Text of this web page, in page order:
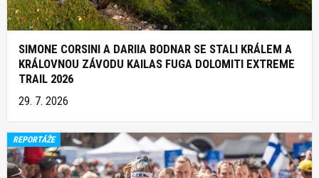
SIMONE CORSINI A DARIIA BODNAR SE STALI KRÁLEM A
KRÁLOVNOU ZÁVODU KAILAS FUGA DOLOMITI EXTREME
TRAIL 2026
29. 7. 2026
REPORTÁŽE